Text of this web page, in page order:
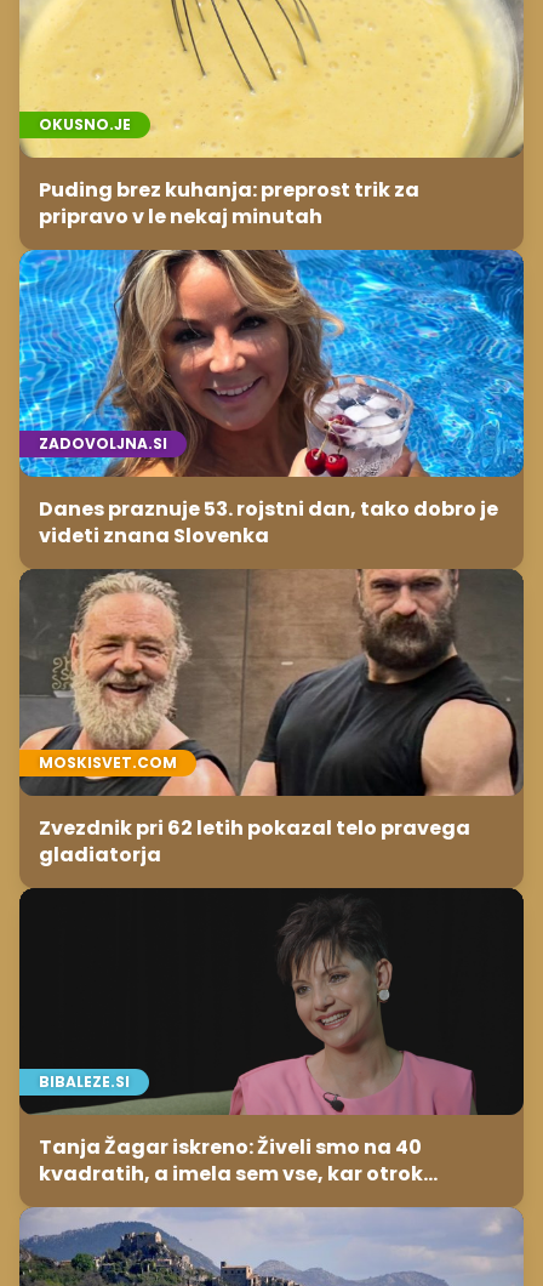
OKUSNO.JE
Puding brez kuhanja: preprost trik za
pripravo v le nekaj minutah
ZADOVOLJNA.SI
Danes praznuje 53. rojstni dan, tako dobro je
videti znana Slovenka
MOSKISVET.COM
Zvezdnik pri 62 letih pokazal telo pravega
gladiatorja
BIBALEZE.SI
Tanja Žagar iskreno: Živeli smo na 40
kvadratih, a imela sem vse, kar otrok
potrebuje